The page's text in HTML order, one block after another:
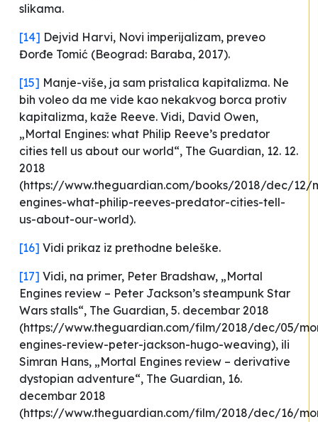
slikama.
[14] Dejvid Harvi, Novi imperijalizam, preveo
Đorđe Tomić (Beograd: Baraba, 2017).
[15] Manje-više, ja sam pristalica kapitalizma. Ne
bih voleo da me vide kao nekakvog borca protiv
kapitalizma, kaže Reeve. Vidi, David Owen,
„Mortal Engines: what Philip Reeve’s predator
cities tell us about our world“, The Guardian, 12. 12.
2018
(https://www.theguardian.com/books/2018/dec/12/
engines-what-philip-reeves-predator-cities-tell-
us-about-our-world).
[16] Vidi prikaz iz prethodne beleške.
[17] Vidi, na primer, Peter Bradshaw, „Mortal
Engines review – Peter Jackson’s steampunk Star
Wars stalls“, The Guardian, 5. decembar 2018
(https://www.theguardian.com/film/2018/dec/05/
engines-review-peter-jackson-hugo-weaving), ili
Simran Hans, „Mortal Engines review – derivative
dystopian adventure“, The Guardian, 16.
decembar 2018
(https://www.theguardian.com/film/2018/dec/16/